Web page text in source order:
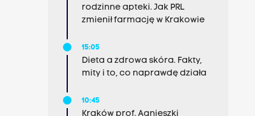
rodzinne apteki. Jak PRL
zmienił farmację w Krakowie
15:05
Dieta a zdrowa skóra. Fakty,
mity i to, co naprawdę działa
10:45
Kraków prof. Agnieszki